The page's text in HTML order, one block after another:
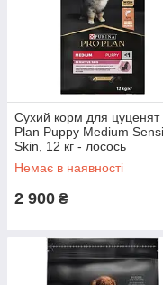
Сухий корм для цуценят
Plan Puppy Medium
Skin, 12 кг - лосось
Немає в наявності
2 900 ₴